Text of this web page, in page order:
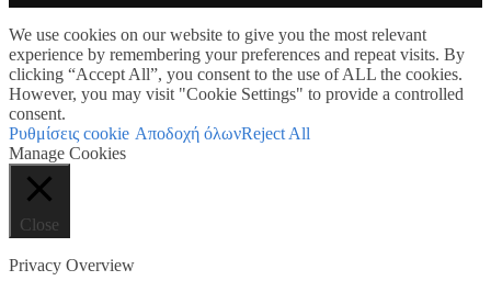
We use cookies on our website to give you the most relevant
experience by remembering your preferences and repeat visits. By
clicking “Accept All”, you consent to the use of ALL the cookies.
However, you may visit "Cookie Settings" to provide a controlled
consent.
Ρυθμίσεις cookie Αποδοχή όλωνReject All
Manage Cookies
Close
Privacy Overview